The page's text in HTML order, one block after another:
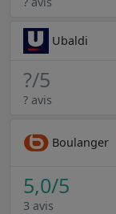
Ubaldi
?/5
? avis
Boulanger
5,0/5
3 avis